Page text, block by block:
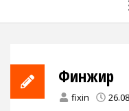
Финжир
fixin